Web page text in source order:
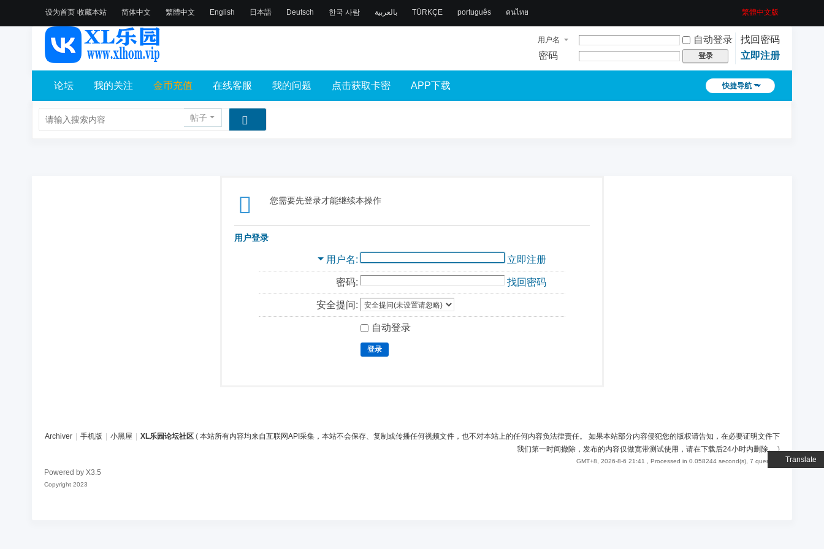
设为首页 收藏本站
Translate
简体中文 繁體中文 English 日本語 Deutsch 한국 사람 بالعربية TÜRKÇE português คนไทย 繁體中文版
用户名 自动登录
找回密码
密码
登录 立即注册
快捷导航
论坛 我的关注 金币充值 在线客服 我的问题 点击获取卡密 APP下载
帖子
您需要先登录才能继续本操作
用户登录
用户名 立即注册
密码: 找回密码
安全提问:
自动登录
登录
Archiver 手机版 小黑屋 XL乐园论坛社区 ( 本站所有内容均来自互联网API采集，本站不会保存、复制或传播任何视频文件，也不对本站上的任何内容负法律责任。 如果本站部分内容侵犯您的版权请告知，在必要证明文件下
我们第一时间撤除，发布的内容仅做宽带测试使用，请在下载后24小时内删除。)
GMT+8, 2026-8-6 21:41 , Processed in 0.058244 second(s), 7 queries .
Powered by X3.5
Copyright 2023